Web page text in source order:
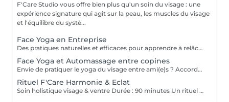
F'Care Studio vous offre bien plus qu'un soin du visage : une
expérience signature qui agit sur la peau, les muscles du visage
et l'équilibre du systè...
Face Yoga en Entreprise
Des pratiques naturelles et efficaces pour apprendre à relâcher les tensions musculaires accumulées au cours de la journée, corriger la posture et défatiguer le regard. En associant la respiration aux exercices, le yoga du visage favorise la relaxation et la concentration mentale. Le Yoga du visage apporte une prise de conscience. C'est une boîte à outils dans laquelle chacun peut piocher l'outil qui répondra à son besoin au moment précis que ce soit un exercice, un automassage, un point d'acupression, le taping. C'est un véritable allié dans la prise en charge du bien-être de vos employés au quotidien ! Ce cours est pratiqué sur place, pour des groupes de 15 personnes maximum et ne nécessite aucun changement de tenue.
Face Yoga et Automassage entre copines
Envie de pratiquer le yoga du visage entre ami(e)s ? Accordez-vous un moment de détente et de partage, tout en apprenant les pratiques de Yoga facial et de l'automassage. Des solutions naturelles et efficaces pour tonifier, lisser, restructurer le visage, et raviver l'éclat. Franciane adapte le contenu du cours selon votre tranche d'âge, vos préoccupations et envies. Les cours collectifs sont proposés pour des groupes de 3 à 10 personnes. Prix dégressif à partir de 5 participantes Cours de 60 minutes en présentiel chez F'Care Studio, 22 rue de Bruxelles, L-8223 Mamer (Luxembourg).
Rituel F'Care Harmonie & Eclat
Soin holistique visage & ventre Durée : 90 minutes Un rituel profondément rééquilibrant qui relie le ventre, le visage et le système nerveux pour libérer les tensions accumulées, alléger le corps et révéler l'éclat naturel du visage. Le Rituel F'Care Harmonie & Éclat débute par un massage abdominal inspiré du Chi Nei Tsang, associé à des techniques de drainage et de travail manuel profond visant à relâcher les tensions physiques et émotionnelles logées dans le ventre. Cette première étape favorise une sensation de légèreté, améliore la circulation et invite le corps à un profond lâcher-prise. Le soin se poursuit avec un massage de la nuque, du cuir chevelu et un massage Face Sculpting sur mesure du visage., Les tensions musculaires se relâchent, les traits se défatiguent, les volumes du visage retrouvent davantage d'harmonie et la peau révèle un éclat plus frais et lumineux. Chaque séance est adaptée aux besoins du moment afin d'accompagner le visage et le corps vers un équilibre plus global. Bienfaits du rituel : Libération des tensions abdominales et émotionnelles Sensation de légèreté et de fluidité dans le corps Relâchement des tensions du visage, de la nuque et des trapèzes Drainage et stimulation de la circulation Traits plus détendus et visage plus lumineux Soutien de l'équilibre global du corps et du système nerveux Résultat : Le ventre se relâche, la respiration devient plus fluide, le visage retrouve de la douceur et de l'éclat. Le corps s'allège, l'esprit s'apaise et une sensation profonde d'harmonie intérieure s'installe.